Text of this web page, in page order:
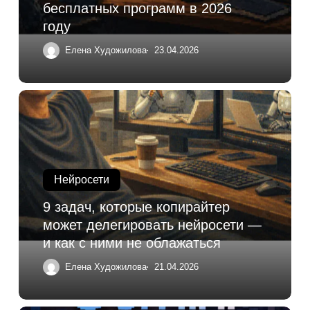
бесплатных программ в 2026
году
Елена Художилова 23.04.2026
Нейросети
9 задач, которые копирайтер
может делегировать нейросети —
и как с ними не облажаться
Елена Художилова 21.04.2026